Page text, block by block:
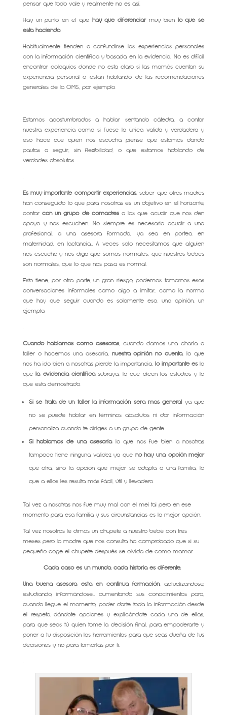
pensar que todo vale y realmente no es así.
Hay un punto en el que hay que diferenciarmuy bien lo que se
esta haciendo.
Habitualmente tienden a confundirse las experiencias personales
con la información científica y basada en la evidencia. No es difícil
encontrar coloquios donde no esta claro si las mamás cuentan su
experiencia personal o están hablando de las recomendaciones
generales de la OMS, por ejemplo.
Estamos acostumbradas a hablar sentando cátedra, a contar
nuestra experiencia como si fuese la única valida y verdadera y
eso hace que quién nos escucha piense que estamos dando
pautas a seguir, sin flexibilidad, o que estamos hablando de
verdades absolutas.
Es muy importante compartir experiencias, saber que otras madres
han conseguido lo que para nosotras es un objetivo en el horizonte,
contar con un grupo de comadresa las que acudir que nos den
apoyo y nos escuchen. No siempre es necesario acudir a una
profesional, a una asesora formada, ya sea en porteo, en
maternidad, en lactancia… A veces solo necesitamos que alguien
nos escuche y nos diga que somos normales, que nuestros bebés
son normales, que lo que nos pasa es normal.
Esto tiene, por otra parte, un gran riesgo, podemos tomarnos esas
conversaciones informales como algo a imitar, como la norma
que hay que seguir cuando es solamente eso, una opinión, un
ejemplo.
Cuando hablamos como asesoras, cuando damos una charla o
taller o hacemos una asesoría, nuestra opinión no cuenta, lo que
nos ha ido bien a nosotras pierde la importancia,lo importante es lo
quela evidencia científicasubraya, lo que dicen los estudios y lo
que esta demostrado.
Si se trata de un taller la información será más general ya que
no se puede hablar en términos absolutos ni dar información
personaliza cuando te diriges a un grupo de gente.
Si hablamos de una asesoríalo que nos fue bien a nosotras
tampoco tiene ninguna validez ya que no hay una opción mejor
que otra, sino la opción que mejor se adapta a una familia, lo
que a ellos les resulta más fácil, útil y llevadero.
Tal vez a nosotras nos fue muy mal con el mei tai pero en ese
momento para esa familia y sus circunstancias es la mejor opción.
Tal vez nosotras le dimos un chupete a nuestro bebé con tres
meses pero la madre que nos consulta ha comprobado que si su
pequeño coge el chupete después se olvida de como mamar.
Cada caso es un mundo, cada historia es diferente.
Una buena asesora está en continua formación, actualizándose,
estudiando, informándose… aumentando sus conocimientos para,
cuando llegue el momento, poder darte toda la información desde
el respeto, dándote opciones y explicándote cada una de ellas,
para que seas tú quien tome la decisión final, para empoderarte y
poner a tu disposición las herramientas para que seas dueña de tus
decisiones y no para tomarlas por ti.